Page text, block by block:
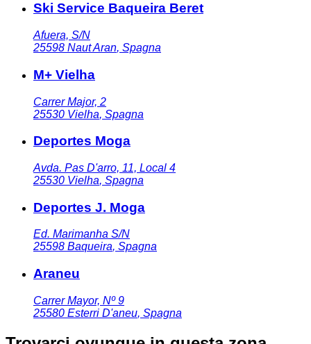
Ski Service Baqueira Beret
Afuera, S/N
25598 Naut Aran, Spagna
M+ Vielha
Carrer Major, 2
25530 Vielha, Spagna
Deportes Moga
Avda. Pas D'arro, 11, Local 4
25530 Vielha, Spagna
Deportes J. Moga
Ed. Marimanha S/N
25598 Baqueira, Spagna
Araneu
Carrer Mayor, Nº 9
25580 Esterri D'aneu, Spagna